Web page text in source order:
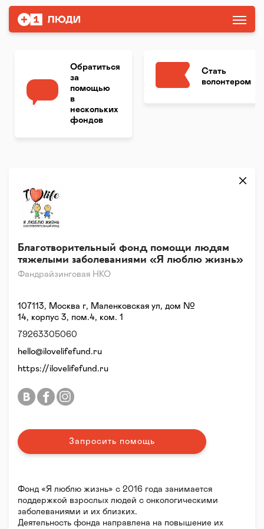
Обратиться
за
помощью
в
нескольких
фондов
Стать
волонтером
Фандрайзинговая НКО
Благотворительный фонд помощи людям
тяжелыми заболеваниями «Я люблю жизнь»
Фонд «Я люблю жизнь» с 2016 года занимается
поддержкой взрослых людей с онкологическими
заболеваниями и их близких.
Деятельность фонда направлена на повышение их
107113, Москва г, Маленковская ул, дом №
14, корпус 3, пом.4, ком. 1
79263305060
hello@ilovelifefund.ru
https://ilovelifefund.ru
Запросить помощь